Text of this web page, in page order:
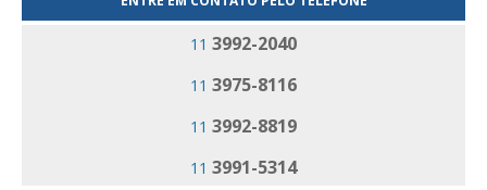
ANALISE MICROBIOLÓGICA DE ÁGUA PARA CONSUMO HUMANO
EMPRESA ANÁLISE DE RESÍDUOS
EMPRESA DE ANALISE DE ÁGUA
EMPRESA DE ANALISE DE SOLO
11 3992-2040
11 3975-8116
11 3992-8819
11 3991-5314